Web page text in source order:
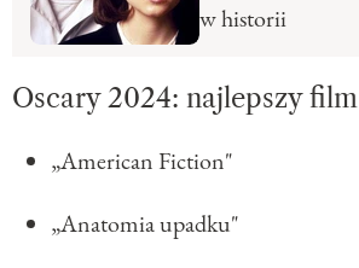
w historii
Oscary 2024: najlepszy film
„American Fiction"
„Anatomia upadku"